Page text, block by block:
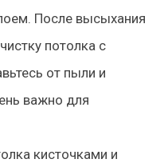
После высыхания
потолка с
от пыли и
важно для
кисточками и